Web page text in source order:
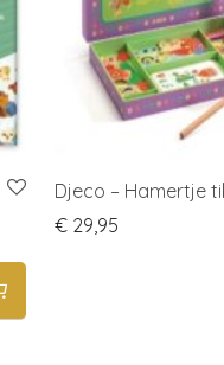
Djeco – Hamertje
€ 29,95